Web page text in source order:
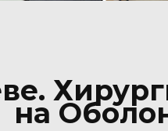
на